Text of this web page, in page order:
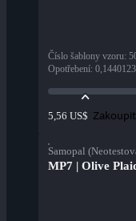
Číslo šablony vzoru:
Opotřebení:
5,56 US$ Zakoupit
Samopal
MP7 | Olive